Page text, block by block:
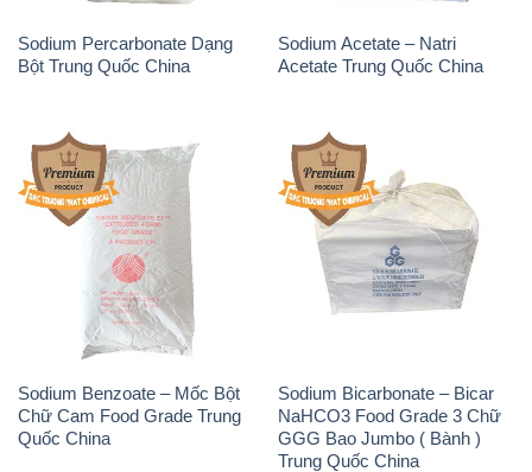
Sodium Percarbonate Dạng
Bột Trung Quốc China
Sodium Acetate – Natri
Acetate Trung Quốc China
Sodium Benzoate – Mốc Bột
Chữ Cam Food Grade Trung
Quốc China
Sodium Bicarbonate – Bicar
NaHCO3 Food Grade 3 Chữ
GGG Bao Jumbo ( Bành )
Trung Quốc China